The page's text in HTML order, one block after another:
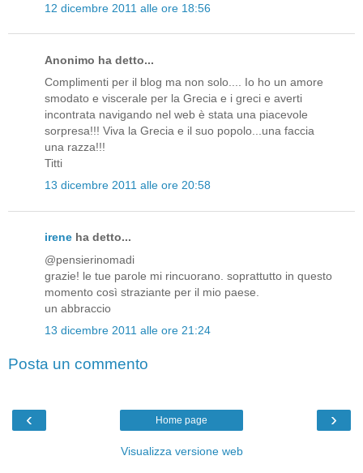
12 dicembre 2011 alle ore 18:56
Anonimo ha detto...
Complimenti per il blog ma non solo.... Io ho un amore
smodato e viscerale per la Grecia e i greci e averti
incontrata navigando nel web è stata una piacevole
sorpresa!!! Viva la Grecia e il suo popolo...una faccia
una razza!!!
Titti
13 dicembre 2011 alle ore 20:58
irene ha detto...
@pensierinomadi
grazie! le tue parole mi rincuorano. soprattutto in questo
momento così straziante per il mio paese.
un abbraccio
13 dicembre 2011 alle ore 21:24
Posta un commento
‹ ›
Home page
Visualizza versione web